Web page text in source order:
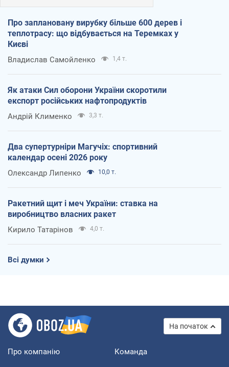
Про заплановану вирубку більше 600 дерев і
теплотрасу: що відбувається на Теремках у
Києві
Владислав Самойленко 1,4 т.
Як атаки Сил оборони України скоротили
експорт російських нафтопродуктів
Андрій Клименко 3,3 т.
Два супертурніри Магучіх: спортивний
календар осені 2026 року
Олександр Липенко 10,0 т.
Ракетний щит і меч України: ставка на
виробництво власних ракет
Кирило Татарінов 4,0 т.
Всі думки
На початок
Про компанію Команда